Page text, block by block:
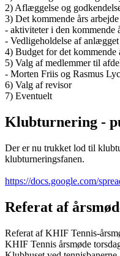
2) Aflæggelse og
3) Det kommende års arbejde
- aktiviteter i den kommende
- Vedligeholdelse af anlægget
4) Budget for det kommende
5) Valg af medlemmer til
- Morten Friis og Rasmus
6) Valg af revisor
7) Eventuelt
Klubturnering -
Der er nu trukket lod til
klubturneringsfanen.
https://docs.google.com/
Referat af
Referat af KHIF Tennis-
KHIF Tennis årsmøde